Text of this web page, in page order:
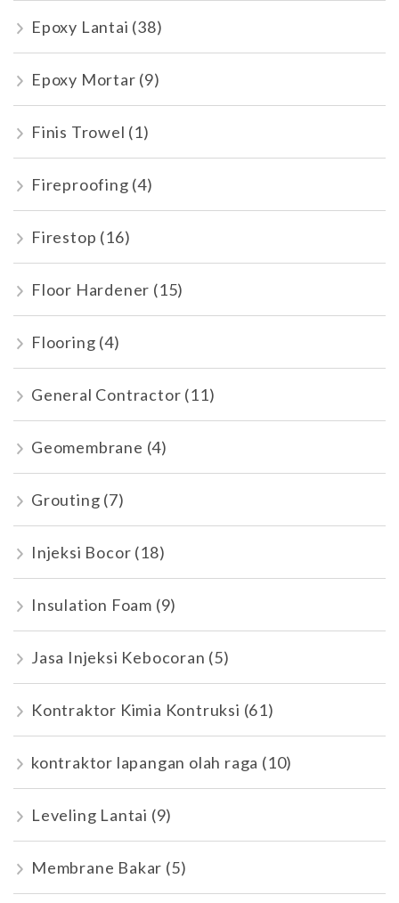
Epoxy Lantai (38)
Epoxy Mortar (9)
Finis Trowel (1)
Fireproofing (4)
Firestop (16)
Floor Hardener (15)
Flooring (4)
General Contractor (11)
Geomembrane (4)
Grouting (7)
Injeksi Bocor (18)
Insulation Foam (9)
Jasa Injeksi Kebocoran (5)
Kontraktor Kimia Kontruksi (61)
kontraktor lapangan olah raga (10)
Leveling Lantai (9)
Membrane Bakar (5)